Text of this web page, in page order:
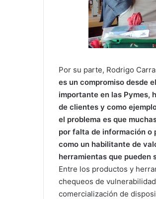
Por su parte, Rodrigo
es un compromiso desde
importante en las Pymes,
de clientes y como
el problema es que
por falta de información o
como un habilitante de
herramientas que pueden
Entre los productos y
chequeos de
comercialización de